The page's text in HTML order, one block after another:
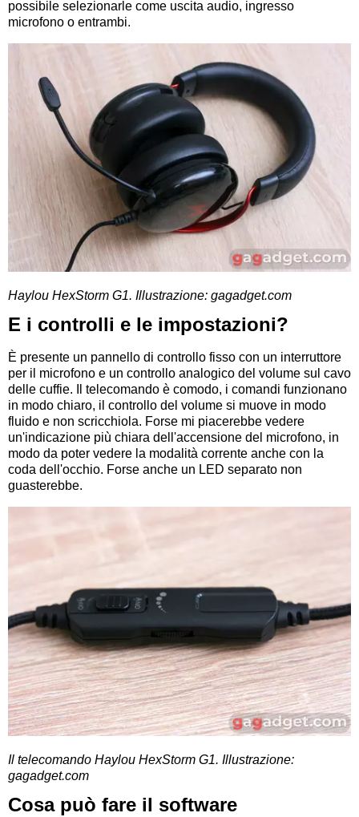
possibile selezionarle come uscita audio, ingresso
microfono o entrambi.
Haylou HexStorm G1. Illustrazione: gagadget.com
E i controlli e le impostazioni?
È presente un pannello di controllo fisso con un interruttore
per il microfono e un controllo analogico del volume sul cavo
delle cuffie. Il telecomando è comodo, i comandi funzionano
in modo chiaro, il controllo del volume si muove in modo
fluido e non scricchiola. Forse mi piacerebbe vedere
un'indicazione più chiara dell'accensione del microfono, in
modo da poter vedere la modalità corrente anche con la
coda dell'occhio. Forse anche un LED separato non
guasterebbe.
Il telecomando Haylou HexStorm G1. Illustrazione:
gagadget.com
Cosa può fare il software